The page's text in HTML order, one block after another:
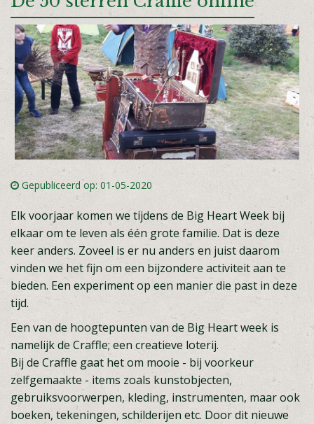
Gepubliceerd op: 01-05-2020
Elk voorjaar komen we tijdens de Big Heart Week bij
elkaar om te leven als één grote familie. Dat is deze
keer anders. Zoveel is er nu anders en juist daarom
vinden we het fijn om een bijzondere activiteit aan te
bieden. Een experiment op een manier die past in deze
tijd.
Een van de hoogtepunten van de Big Heart week is
namelijk de Craffle; een creatieve loterij.
Bij de Craffle gaat het om mooie - bij voorkeur
zelfgemaakte - items zoals kunstobjecten,
gebruiksvoorwerpen, kleding, instrumenten, maar ook
boeken, tekeningen, schilderijen etc. Door dit nieuwe